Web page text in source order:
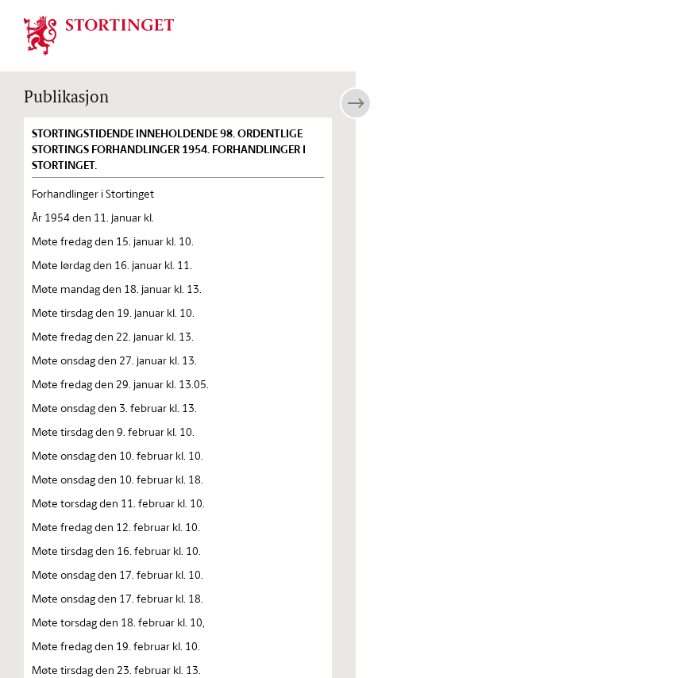
Stortinget.no
Publikasjon
STORTINGSTIDENDE INNEHOLDENDE 98. ORDENTLIGE
STORTINGS FORHANDLINGER 1954. FORHANDLINGER I
STORTINGET.
Forhandlinger i Stortinget
År 1954 den 11. januar kl.
Møte fredag den 15. januar kl. 10.
Møte lørdag den 16. januar kl. 11.
Møte mandag den 18. januar kl. 13.
Møte tirsdag den 19. januar kl. 10.
Møte fredag den 22. januar kl. 13.
Møte onsdag den 27. januar kl. 13.
Møte fredag den 29. januar kl. 13.05.
Møte onsdag den 3. februar kl. 13.
Møte tirsdag den 9. februar kl. 10.
Møte onsdag den 10. februar kl. 10.
Møte onsdag den 10. februar kl. 18.
Møte torsdag den 11. februar kl. 10.
Møte fredag den 12. februar kl. 10.
Møte tirsdag den 16. februar kl. 10.
Møte onsdag den 17. februar kl. 10.
Møte onsdag den 17. februar kl. 18.
Møte torsdag den 18. februar kl. 10,
Møte fredag den 19. februar kl. 10.
Møte tirsdag den 23. februar kl. 13.